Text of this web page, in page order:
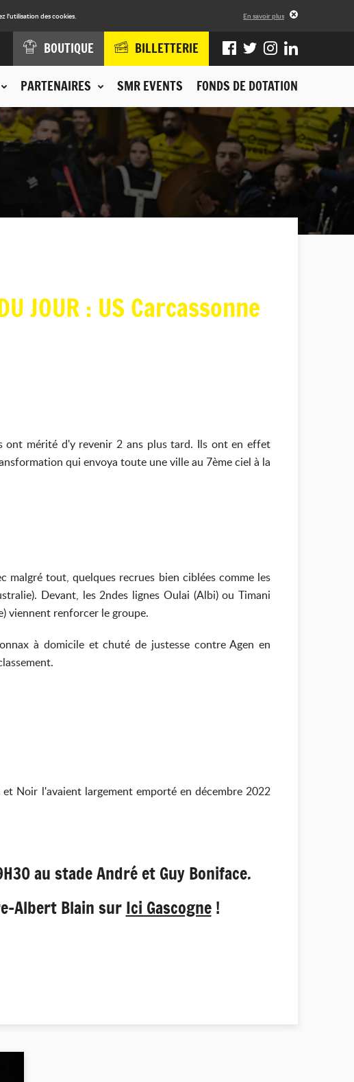
l'utilisation des cookies. En savoir plus
PARTENAIRES SMR EVENTS FONDS DE DOTATION
BOUTIQUE BILLETTERIE
JOUR : US Carcassonne
ont mérité d'y revenir 2 ans plus tard. Ils ont en effet
qui envoya toute une ville au 7ème ciel à la
malgré tout, quelques recrues bien ciblées comme les
Devant, les 2ndes lignes Oulai (Albi) ou Timani
viennent renforcer le groupe.
à domicile et chuté de justesse contre Agen en
Noir l'avaient largement emporté en décembre 2022
au stade André et Guy Boniface.
Albert Blain sur Ici Gascogne!